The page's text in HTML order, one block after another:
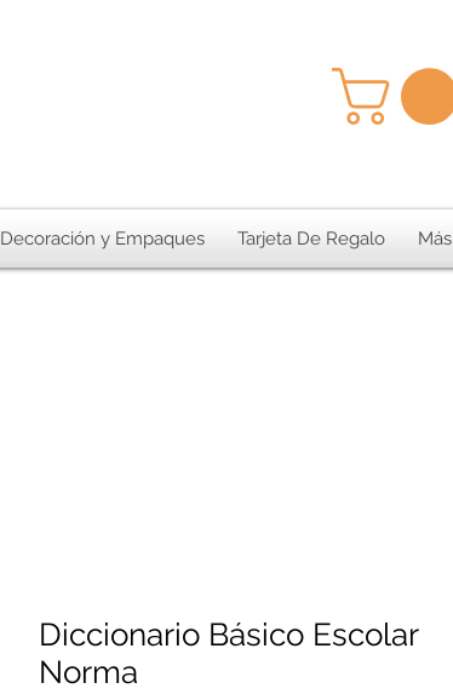
Decoración y Empaques Tarjeta De Regalo Más
Diccionario Básico Escolar
Norma